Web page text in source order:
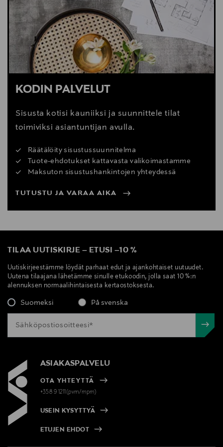
webshop@gubi.com
KODIN PALVELUT
Sisusta kotisi kauniiksi ja suunnittele tilat
toimiviksi asiantuntijan avulla.
Räätälöity sisustussuunnitelma
Tuote-ehdotukset kattavasta valikoimastamme
Maksuton sisustushankintojen yhteydessä
TUTUSTU JA VARAA AIKA
TILAA UUTISKIRJE – ETUSI –10 %
Uutiskirjeestämme löydät parhaat edut ja ajankohtaiset uutuudet.
Uutena tilaajana lähetämme sinulle etukoodin, jolla saat 10 %:n
alennuksen normaalihintaisesta kertaostoksesta.
Suomeksi På svenska
ASIAKASPALVELU
OTA YHTEYTTÄ
+358 9 1211(pvm/mpm)
USEIN KYSYTTYÄ
ETUJEN EHDOT